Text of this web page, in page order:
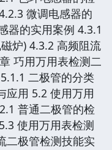
微调电感器的
器的实用案例 4.3.1
炉) 4.3.2 高频阻流
巧用万用表检测二
二极管的分类
应用 5.2 使用万用
普通二极管的检
使用万用表检测
二极管检测技能实